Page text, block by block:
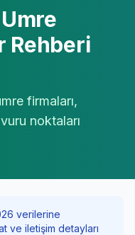
Umre
Rehberi
firmaları,
noktaları
verilerine
ve iletişim detayları